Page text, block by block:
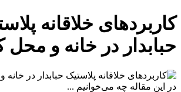
کاربردهای خلاقانه
حبابدار در خانه و محل
در این مقاله چه می‌خوانیم ...